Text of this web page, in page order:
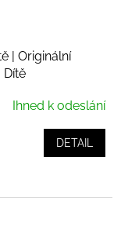
| Originální
Ihned k odeslání
DETAIL